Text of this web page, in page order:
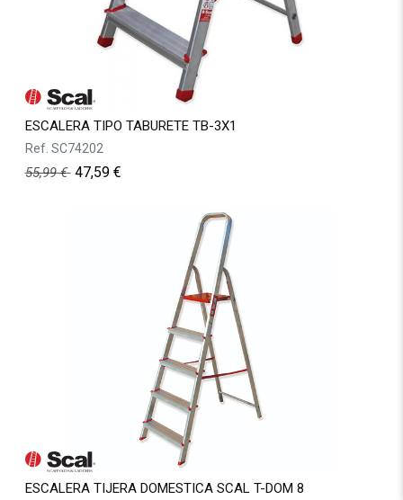
ESCALERA TIPO TABURETE TB-3X1
Ref. SC74202
55,99€ 47,59€
ESCALERA TIJERA DOMESTICA SCAL T-DOM 8